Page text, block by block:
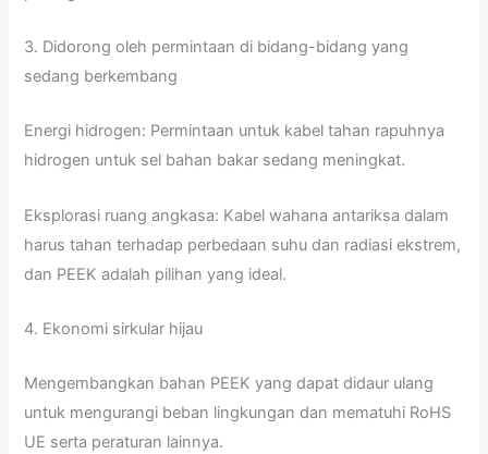
3. Didorong oleh permintaan di bidang-bidang yang
sedang berkembang
Energi hidrogen: Permintaan untuk kabel tahan rapuhnya
hidrogen untuk sel bahan bakar sedang meningkat.
Eksplorasi ruang angkasa: Kabel wahana antariksa dalam
harus tahan terhadap perbedaan suhu dan radiasi ekstrem,
dan PEEK adalah pilihan yang ideal.
4. Ekonomi sirkular hijau
Mengembangkan bahan PEEK yang dapat didaur ulang
untuk mengurangi beban lingkungan dan mematuhi RoHS
UE serta peraturan lainnya.